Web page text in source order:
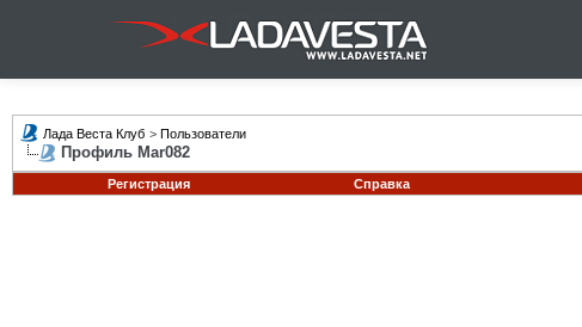
Лада Веста Клуб > Пользователи
Профиль Mar082
Регистрация
Справка